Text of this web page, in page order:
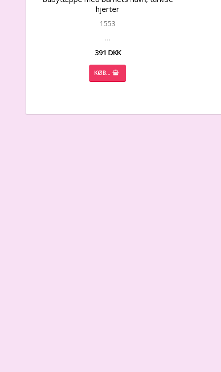
hjerter
1553
…
391 DKK
KØB…